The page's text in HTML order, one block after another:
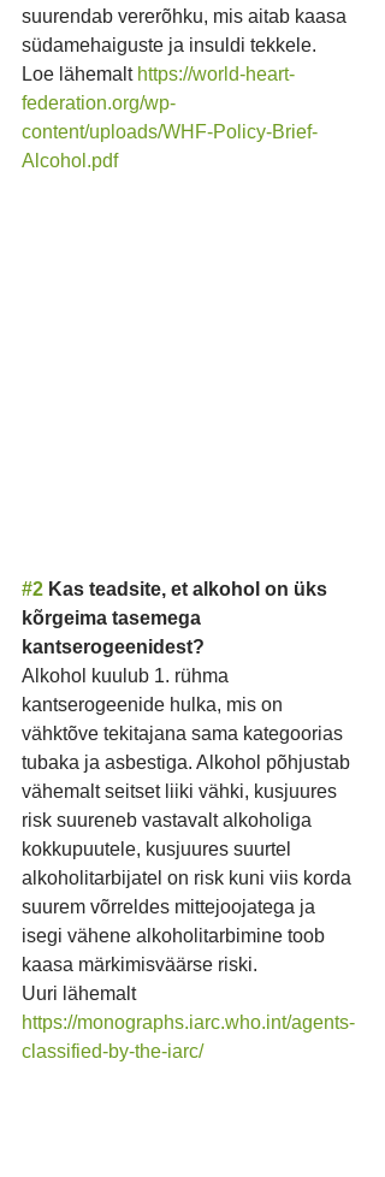
suurendab vererõhku, mis aitab kaasa
südamehaiguste ja insuldi tekkele.
Loe lähemalt https://world-heart-
federation.org/wp-
content/uploads/WHF-Policy-Brief-
Alcohol.pdf
#2 Kas teadsite, et alkohol on üks
kõrgeima tasemega
kantserogeenidest?
Alkohol kuulub 1. rühma
kantserogeenide hulka, mis on
vähktõve tekitajana sama kategoorias
tubaka ja asbestiga. Alkohol põhjustab
vähemalt seitset liiki vähki, kusjuures
risk suureneb vastavalt alkoholiga
kokkupuutele, kusjuures suurtel
alkoholitarbijatel on risk kuni viis korda
suurem võrreldes mittejoojatega ja
isegi vähene alkoholitarbimine toob
kaasa märkimisväärse riski.
Uuri lähemalt
https://monographs.iarc.who.int/agents-
classified-by-the-iarc/